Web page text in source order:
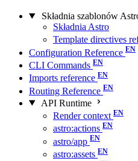
Składnia szablonów
Składnia Astro
Template directives
Configuration Reference
CLI Commands
Imports reference
Routing Reference
API Runtime
Render context
astro:actions
astro/app
astro:assets